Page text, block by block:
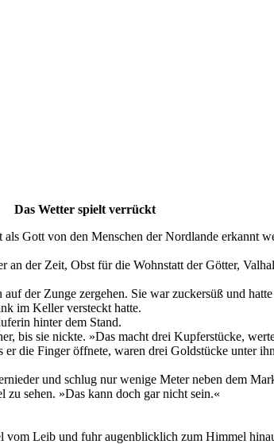
Das Wetter spielt verrückt
Gott von den Menschen der Nordlande erkannt
der Zeit, Obst für die Wohnstatt der Götter,
der Zunge zergehen. Sie war zuckersüß und
im Keller versteckt hatte.
hinter dem Stand.
bis sie nickte. »Das macht drei Kupferstücke,
die Finger öffnete, waren drei Goldstücke unter
und schlug nur wenige Meter neben dem
sehen. »Das kann doch gar nicht sein.«
Leib und fuhr augenblicklich zum Himmel